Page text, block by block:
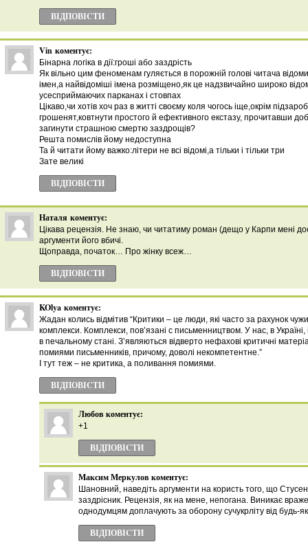
ВІДПОВІCТИ
Vin коментує:
Бінарна логіка в дії:гроші або заздрість
Як вільно цим феноменам гуляється в порожній голові читача
імен,а найвідоміші імена розміщено,як це надзвичайно широко
усесприймаючих парканах і стовпах
Цікаво,чи хотів хоч раз в житті своєму коля чогось іще,окрім
грошенят,ковтнути простого й ефективного екстазу, прочитавши
загинути страшною смертю заздрощів?
Решта помислів йому недоступна
Та й читати йому важко:літери не всі відомі,а тільки і тільки три
Зате великі
ВІДПОВІCТИ
Наталя коментує:
Цікава рецензія. Не знаю, чи читатиму роман (дещо у Карпи мені
аргументи його вбичі.
Щоправда, початок… Про жінку всеж…
ВІДПОВІCТИ
KOlya коментує:
Жадан колись відмітив “Критики – це люди, які часто за рахунок
комплекси. Комплекси, пов’язані с письменництвом. У нас, в Україні,
в печальному стані. З’являються відверто нефахові критичні
помиями письменників, причому, доволі некомпетентне.”
І тут теж – не критика, а поливання помиями.
ВІДПОВІCТИ
Любов коментує:
+1
ВІДПОВІCТИ
Максим Меркулов коментує:
Шановний, наведіть аргументи на користь того, що
заздрісник. Рецензія, як на мене, непогана. Виникає
однодумцям доплачують за оборону сучукрліту від будь-
ВІДПОВІCТИ